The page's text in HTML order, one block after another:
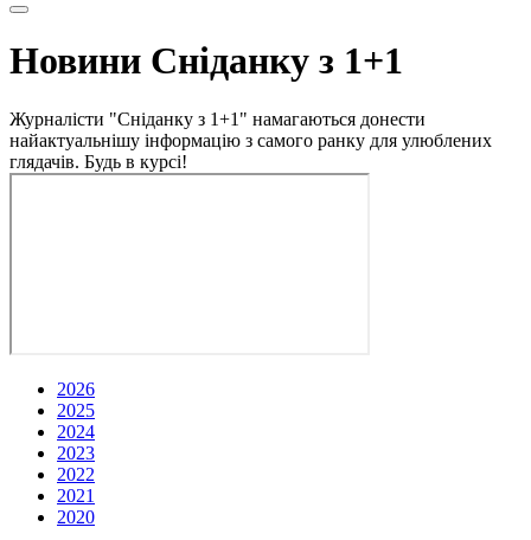
Новини Сніданку з 1+1
Журналісти "Сніданку з 1+1" намагаються донести
найактуальнішу інформацію з самого ранку для улюблених
глядачів. Будь в курсі!
2026
2025
2024
2023
2022
2021
2020